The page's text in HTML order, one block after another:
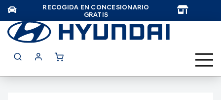
RECOGIDA EN CONCESIONARIO
GRATIS